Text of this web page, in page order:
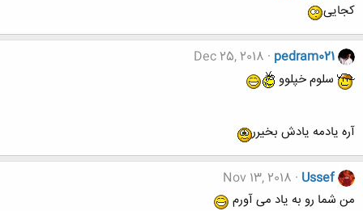
کجایی
pedram021
Dec 25, 2018
سلوم خپلوو
آره یادمه یادش بخیرر
Ussef
Nov 13, 2018
من شما رو به یاد می آورم